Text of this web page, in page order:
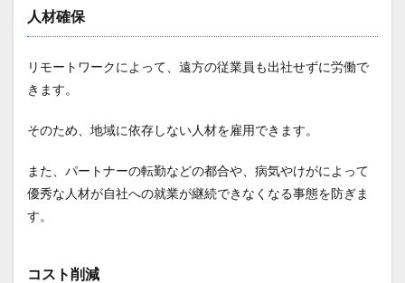
人材確保
リモートワークによって、遠方の従業員も出社せずに労働で
きます。
そのため、地域に依存しない人材を雇用できます。
また、パートナーの転勤などの都合や、病気やけがによって
優秀な人材が自社への就業が継続できなくなる事態を防ぎま
す。
コスト削減